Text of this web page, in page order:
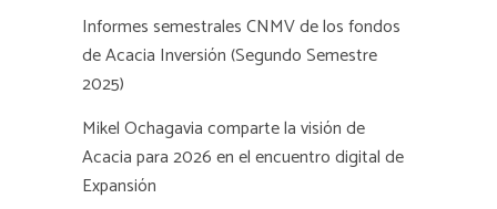
Informes semestrales CNMV de los fondos
de Acacia Inversión (Segundo Semestre
2025)
Mikel Ochagavia comparte la visión de
Acacia para 2026 en el encuentro digital de
Expansión